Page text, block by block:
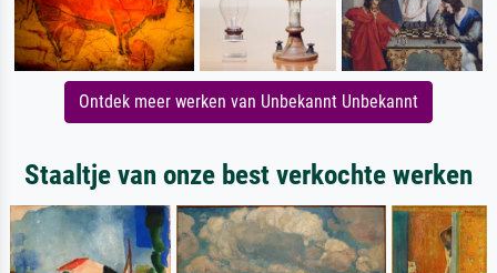
Ontdek meer werken van Unbekannt Unbekannt
Staaltje van onze best verkochte werken